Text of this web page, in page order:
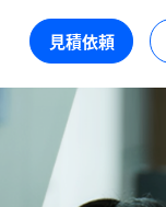
見積依頼